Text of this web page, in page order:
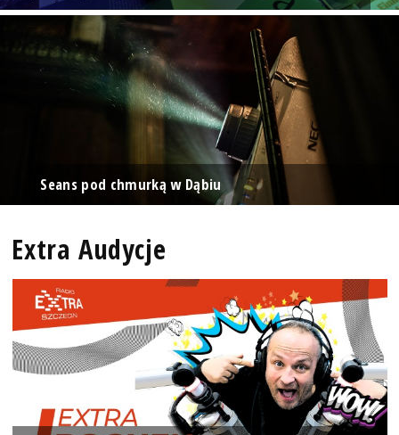
Seans pod chmurką w Dąbiu
Extra Audycje